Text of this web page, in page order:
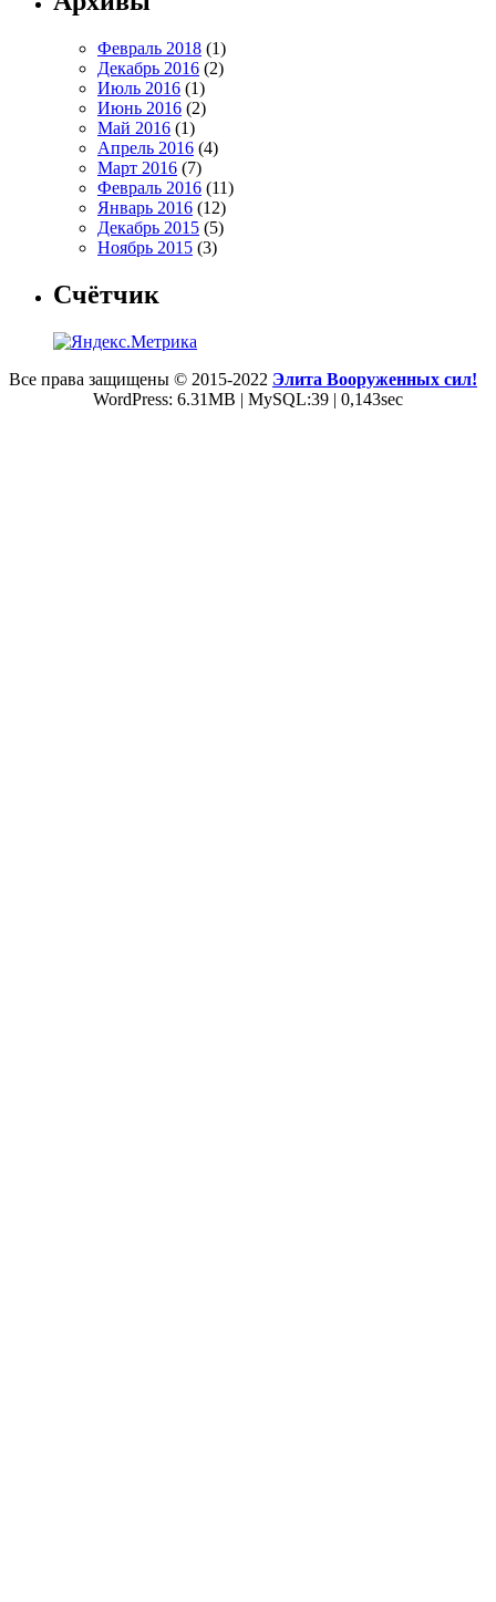
Февраль 2018 (1)
Декабрь 2016 (2)
Июль 2016 (1)
Июнь 2016 (2)
Май 2016 (1)
Апрель 2016 (4)
Март 2016 (7)
Февраль 2016 (11)
Январь 2016 (12)
Декабрь 2015 (5)
Ноябрь 2015 (3)
Счётчик
Все права защищены © 2015-2022 Элита Вооруженных сил!
WordPress: 6.31MB | MySQL:39 | 0,143sec